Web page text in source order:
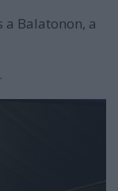
a Balatonon, a